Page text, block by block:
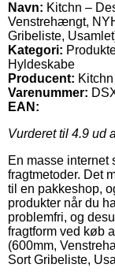
Navn: Kitchn –
Venstrehængt,
Gribeliste,
Kategori:
Hyldeskabe
Producent: Kitchn
Varenummer:
EAN:
Vurderet til 4.9 ud
En masse internet
fragtmetoder. Det
til en pakkeshop,
produkter når du
problemfri, og
fragtform ved køb
(600mm,
Sort Gribeliste,